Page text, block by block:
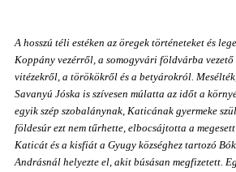
A hosszú téli estéken az öregek történeteket és
Koppány vezérről, a somogyvári földvárba
vitézekről, a törökökről és a betyárokról.
Savanyú Jóska is szívesen múlatta az időt a
egyik szép szobalánynak, Katicának gyermeke
földesúr ezt nem tűrhette, elbocsájtotta a
Katicát és a kisfiát a Gyugy községhez tartozó
Andrásnál helyezte el, akit búsásan megfizetett.